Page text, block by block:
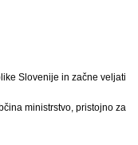
Slovenije in začne veljati
ministrstvo, pristojno za